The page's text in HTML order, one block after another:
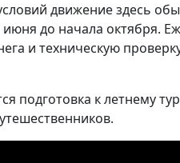
движение здесь
до начала октября.
и техническую
подготовка к летнему